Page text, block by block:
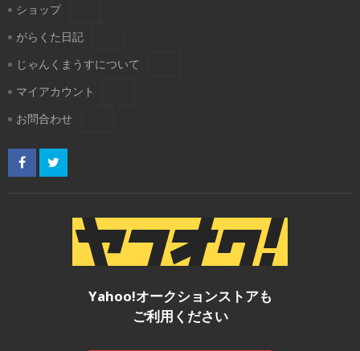
ショップ
がらくた日記
じゃんくまうすについて
マイアカウント
お問合わせ
Yahoo!オークションストアも
ご利用ください